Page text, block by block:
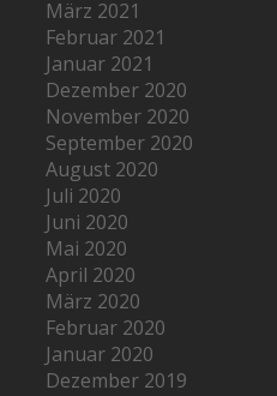
März 2021
Februar 2021
Januar 2021
Dezember 2020
November 2020
September 2020
August 2020
Juli 2020
Juni 2020
Mai 2020
April 2020
März 2020
Februar 2020
Januar 2020
Dezember 2019